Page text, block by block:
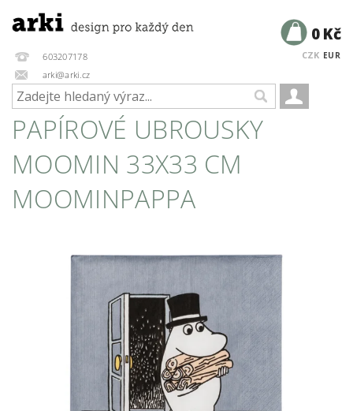
603207178
arki@arki.cz
CZK EUR
0 Kč
PAPÍROVÉ UBROUSKY
MOOMIN 33X33 CM
MOOMINPAPPA